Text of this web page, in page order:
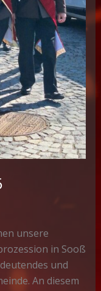
unsere
in Sooß
und
An diesem